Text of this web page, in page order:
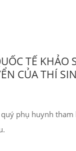
TẾ KHẢO
CỦA THÍ
phụ huynh